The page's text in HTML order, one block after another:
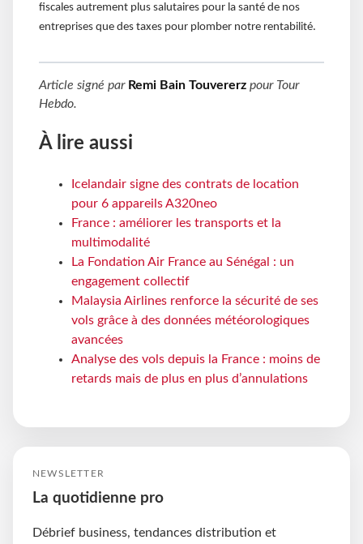
fiscales autrement plus salutaires pour la santé de nos
entreprises que des taxes pour plomber notre rentabilité.
Article signé par Remi Bain Touvererz pour Tour
Hebdo.
À lire aussi
Icelandair signe des contrats de location
pour 6 appareils A320neo
France : améliorer les transports et la
multimodalité
La Fondation Air France au Sénégal : un
engagement collectif
Malaysia Airlines renforce la sécurité de ses
vols grâce à des données météorologiques
avancées
Analyse des vols depuis la France : moins de
retards mais de plus en plus d’annulations
NEWSLETTER
La quotidienne pro
Débrief business, tendances distribution et